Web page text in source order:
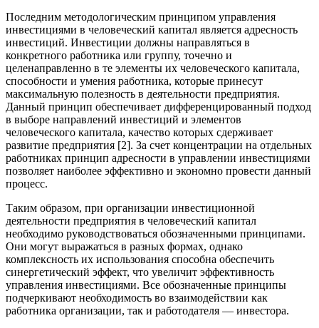
Последним методологическим принципом управления
инвестициями в человеческий капитал является адресность
инвестиций. Инвестиции должны направляться в
конкретного работника или группу, точечно и
целенаправленно в те элементы их человеческого капитала,
способности и умения работника, которые принесут
максимальную полезность в деятельности предприятия.
Данный принцип обеспечивает дифференцированный подход
в выборе направлений инвестиций и элементов
человеческого капитала, качество которых сдерживает
развитие предприятия [2]. За счет концентрации на отдельных
работниках принцип адресности в управлении инвестициями
позволяет наиболее эффективно и экономно провести данный
процесс.
Таким образом, при организации инвестиционной
деятельности предприятия в человеческий капитал
необходимо руководствоваться обозначенными принципами.
Они могут выражаться в разных формах, однако
комплексность их использования способна обеспечить
синергетический эффект, что увеличит эффективность
управления инвестициями. Все обозначенные принципы
подчеркивают необходимость во взаимодействии как
работника организации, так и работодателя — инвестора.